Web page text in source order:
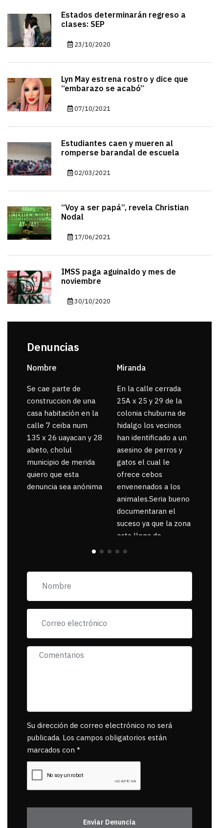
Estados determinarán regreso a
clases: SEP
23/10/2020
Lyn May estrena rostro y dice que
“embarazo se acabó”
07/10/2021
Estudiantes caen y mueren al
romperse barandal de escuela
02/03/2021
“Voy a ser papá”, revela Christian
Nodal
17/06/2021
IMSS paga aguinaldo y mes de
noviembre
30/10/2020
Denuncias
Nombre
Se cae parte de
construccion de una
casa habitación en la
calle 7 ceiba num
135 x 26 uayacan y 28
abeto, cholul
municipio de merida
quiero que esta
denuncia sea anónima
Miranda
En la calle cerrada
25A x 25 y 29 de la
colonia chuburna de
hidalgo los vecinos
han identificado a un
asesino de perros y
gatos el cual le
ofrece cebos
envenenados a los
animales.Seria bueno
documentaran el
suceso ya que la zona
esta llena de
pancartas de
exigiendo al asesino
muerta.
Su dirección de correo electrónico no será
publicada. Los campos obligatorios están
marcados con *
Enviar Denuncia